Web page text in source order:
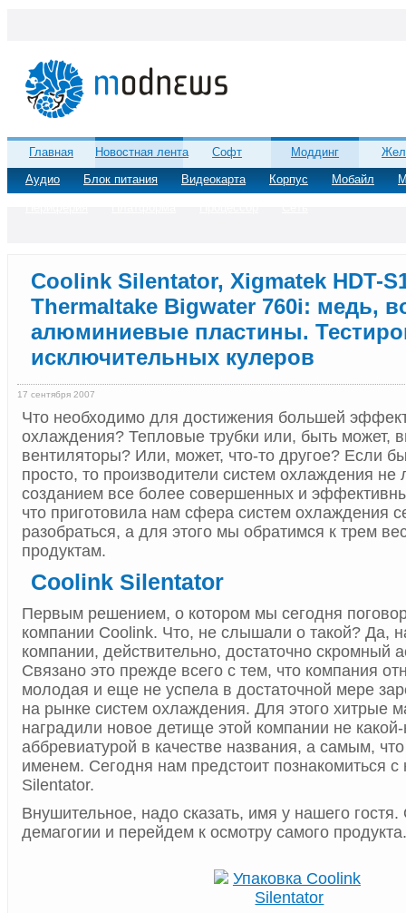
Главная Новостная лента Софт Моддинг
Аудио
Блок питания Видеокарта Корпус Мобайл
Coolink Silentator, Xigmatek HDT-
Thermaltake Bigwater 760i: медь,
алюминиевые пластины.
исключительных кулеров
17 сентября 2007
Что необходимо для достижения большей
охлаждения? Тепловые трубки или, быть может,
вентиляторы? Или, может, что-то другое? Если
просто, то производители систем охлаждения не
созданием все более совершенных и
что приготовила нам сфера систем охлаждения
разобраться, а для этого мы обратимся к трем
продуктам.
Coolink Silentator
Первым решением, о котором мы сегодня
компании Coolink. Что, не слышали о такой? Да,
компании, действительно, достаточно скромный
Связано это прежде всего с тем, что компания
молодая и еще не успела в достаточной мере
на рынке систем охлаждения. Для этого хитрые
наградили новое детище этой компании не
аббревиатурой в качестве названия, а самым,
именем. Сегодня нам предстоит познакомиться с
Silentator.
Внушительное, надо сказать, имя у нашего
демагогии и перейдем к осмотру самого продукта.